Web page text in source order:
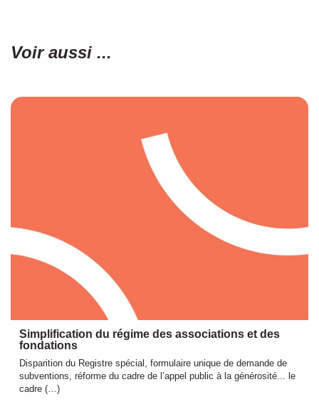
Voir aussi ...
Simplification du régime des associations et des
fondations
Disparition du Registre spécial, formulaire unique de demande de
subventions, réforme du cadre de l’appel public à la générosité... le
cadre (…)